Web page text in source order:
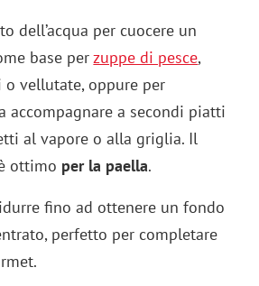
dell’acqua per cuocere un
base perzuppe di pesce,
o vellutate, oppure per
accompagnare a secondi piatti
al vapore o alla griglia. Il
ottimo per la paella.
fino ad ottenere un fondo
perfetto per completare